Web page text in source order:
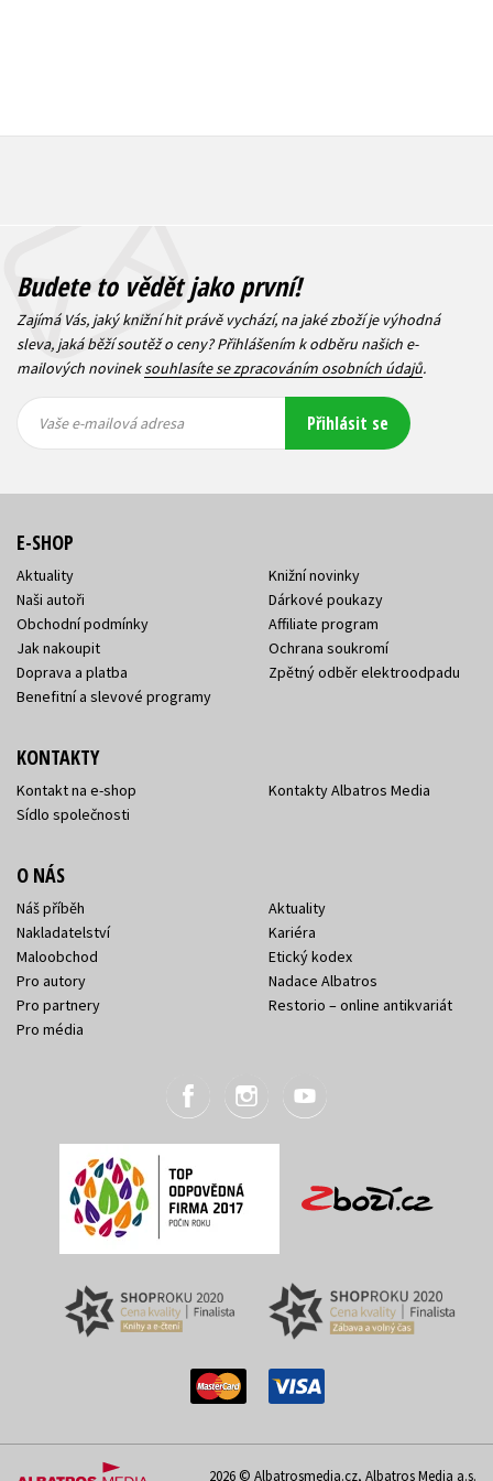
Budete to vědět jako první!
Zajímá Vás, jaký knižní hit právě vychází, na jaké zboží je výhodná
sleva, jaká běží soutěž o ceny? Přihlášením k odběru našich e-
mailových novineksouhlasíte se zpracováním osobních údajů.
mailová
mailová
Vaše e-mailová adresa Přihlásit se
E-SHOP
Aktuality
Naši autoři
Obchodní podmínky
Jak nakoupit
Doprava a platba
Benefitní a slevové programy
Knižní novinky
Dárkové poukazy
Affiliate program
Ochrana soukromí
Zpětný odběr elektroodpadu
KONTAKTY
Kontakt na e-shop
Sídlo společnosti
Kontakty Albatros Media
O NÁS
Náš příběh
Nakladatelství
Maloobchod
Pro autory
Pro partnery
Pro média
Aktuality
Kariéra
Etický kodex
Nadace Albatros
Restorio – online antikvariát
2026 © Albatrosmedia.cz, Albatros Media a.s.